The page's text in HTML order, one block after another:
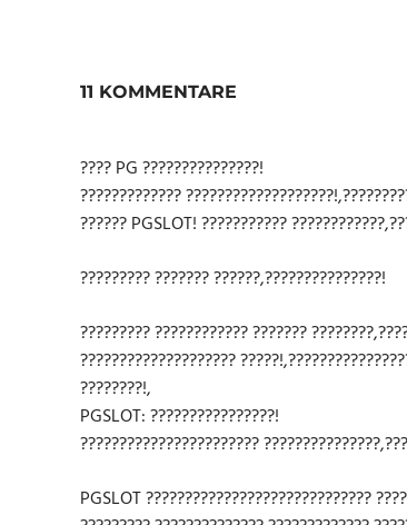
11 KOMMENTARE
???? PG ???????????????!
?????????????
?????? PGSLOT! ???????????
????????? ??????? ??????,???????????????!
????????? ???????????? ???????
????????????????????
????????!,
PGSLOT: ????????????????!
???????????????????????
PGSLOT ?????????????????????????????